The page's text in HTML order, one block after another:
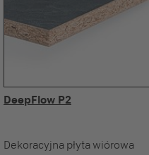
DeepFlow P2
Dekoracyjna płyta wiórowa